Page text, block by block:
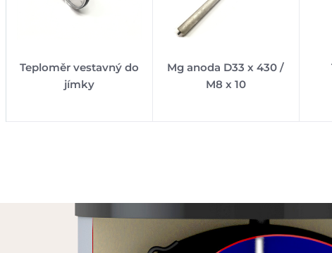
Teploměr vestavný do
jímky
Mg anoda D33 x 430 /
M8 x 10